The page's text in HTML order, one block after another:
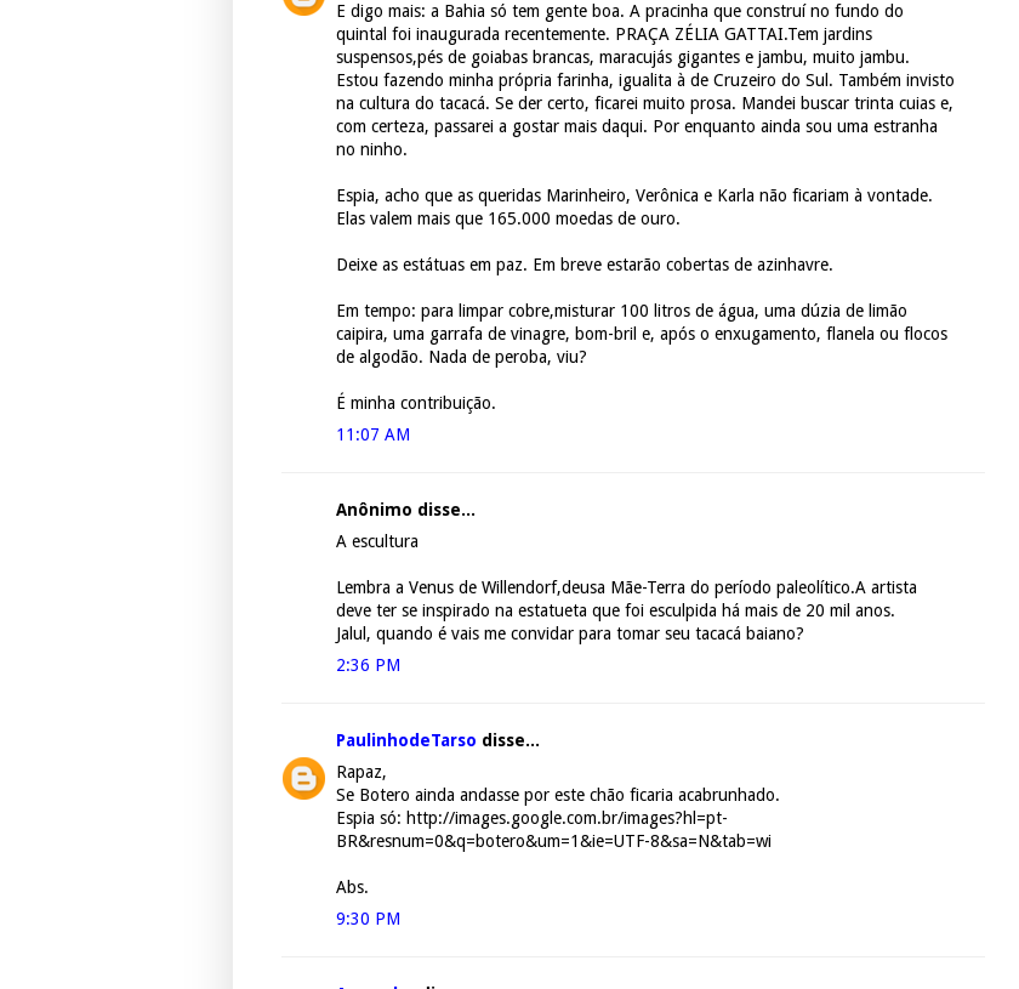
E digo mais: a Bahia só tem gente boa. A pracinha que construí no fundo do
quintal foi inaugurada recentemente. PRAÇA ZÉLIA GATTAI.Tem jardins
suspensos,pés de goiabas brancas, maracujás gigantes e jambu, muito jambu.
Estou fazendo minha própria farinha, igualita à de Cruzeiro do Sul. Também invisto
na cultura do tacacá. Se der certo, ficarei muito prosa. Mandei buscar trinta cuias e,
com certeza, passarei a gostar mais daqui. Por enquanto ainda sou uma estranha
no ninho.
Espia, acho que as queridas Marinheiro, Verônica e Karla não ficariam à vontade.
Elas valem mais que 165.000 moedas de ouro.
Deixe as estátuas em paz. Em breve estarão cobertas de azinhavre.
Em tempo: para limpar cobre,misturar 100 litros de água, uma dúzia de limão
caipira, uma garrafa de vinagre, bom-bril e, após o enxugamento, flanela ou flocos
de algodão. Nada de peroba, viu?
É minha contribuição.
11:07 AM
Anônimo disse...
A escultura
Lembra a Venus de Willendorf,deusa Mãe-Terra do período paleolítico.A artista
deve ter se inspirado na estatueta que foi esculpida há mais de 20 mil anos.
Jalul, quando é vais me convidar para tomar seu tacacá baiano?
2:36 PM
PaulinhodeTarso disse...
Rapaz,
Se Botero ainda andasse por este chão ficaria acabrunhado.
Espia só: http://images.google.com.br/images?hl=pt-
BR&resnum=0&q=botero&um=1&ie=UTF-8&sa=N&tab=wi
Abs.
9:30 PM